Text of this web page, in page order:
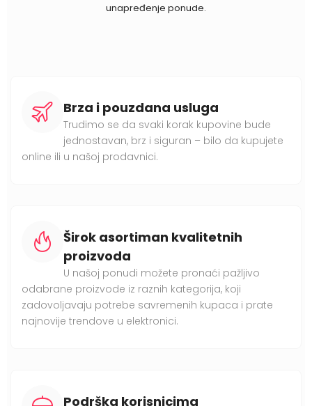
unapređenje ponude.
Brza i pouzdana usluga
Trudimo se da svaki korak kupovine bude
jednostavan, brz i siguran – bilo da kupujete
online ili u našoj prodavnici.
Širok asortiman kvalitetnih
proizvoda
U našoj ponudi možete pronaći pažljivo
odabrane proizvode iz raznih kategorija, koji
zadovoljavaju potrebe savremenih kupaca i prate
najnovije trendove u elektronici.
Podrška korisnicima